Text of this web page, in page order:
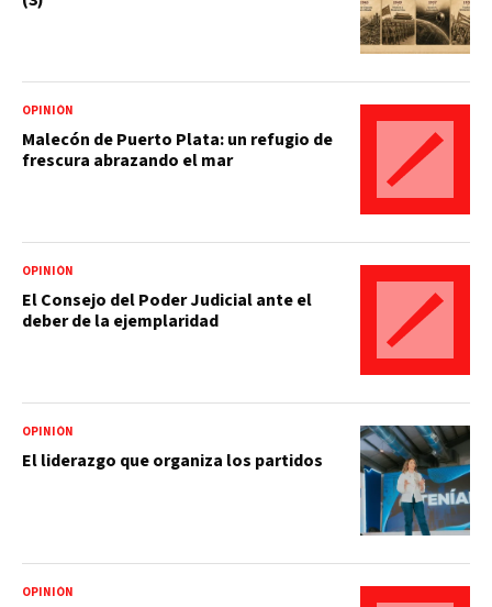
OPINIÓN
Malecón de Puerto Plata: un refugio de
frescura abrazando el mar
OPINIÓN
El Consejo del Poder Judicial ante el
deber de la ejemplaridad
OPINIÓN
El liderazgo que organiza los partidos
OPINIÓN